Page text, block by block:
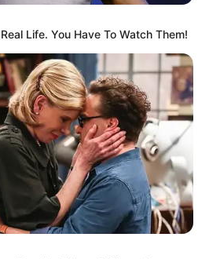
Life. You Have To Watch Them!